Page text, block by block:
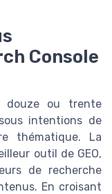
Console
ou trente
intentions de
thématique. La
outil de GEO,
de recherche
En croisant